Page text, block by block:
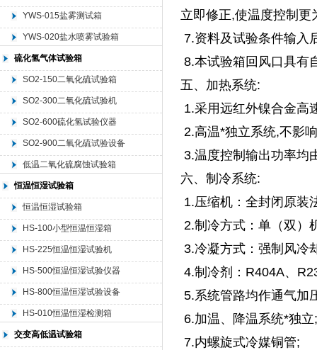
YWS-015盐雾测试箱
YWS-020盐水喷雾试验箱
硫化氢气体试验箱
SO2-150二氧化硫试验箱
SO2-300二氧化硫试验机
SO2-600硫化氢试验仪器
SO2-900二氧化硫试验设备
低温二氧化硫腐蚀试验箱
恒温恒湿试验箱
恒温恒湿试验箱
HS-100小型恒温恒湿箱
HS-225恒温恒湿试验机
HS-500恒温恒湿试验仪器
HS-800恒温恒湿试验设备
HS-010恒温恒湿检测箱
交变高低温试验箱
立即修正,使温度控制更
7.资料及试验条件输入
8.本试验箱回风口具有
五、加热系统:
1.采用远红外镍合金高
2.高温*独立系统,不影
3.温度控制输出功率均
六、制冷系统:
1.压缩机：全封闭原装
2.制冷方式：单（双）
3.冷凝方式：强制风冷
4.制冷剂：R404A、
5.系统管路均作通气加
6.加温、降温系统*独立;
7.内螺旋式冷媒铜管;